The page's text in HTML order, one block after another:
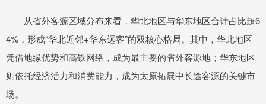
从省外客源区域分布来看，华北地区与华东地区合计占比超6
4%，形成“华北近邻+华东远客”的双核心格局。其中，华北地区
凭借地缘优势和高铁网络，成为最主要的省外客源地；华东地区
则依托经济活力和消费能力，成为太原拓展中长途客源的关键市
场。